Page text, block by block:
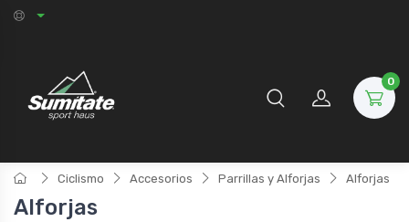
0
Ciclismo Accesorios Parrillas y Alforjas Alforjas
Alforjas